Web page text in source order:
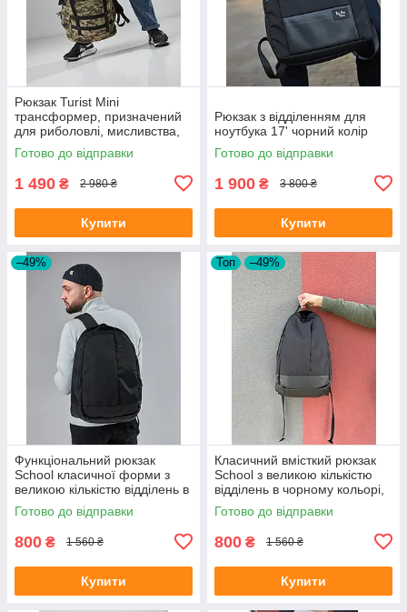
Рюкзак Turist Mini
трансформер, призначений
для риболовлі, мисливства,
туризму, на 30-50л, колір
піксель
Готово до відправки
1 490 ₴ 2 980 ₴
Купити
Рюкзак з відділенням для
ноутбука 17' чорний колір
Готово до відправки
1 900 ₴ 3 800 ₴
Купити
–49%
Функціональний рюкзак
School класичної форми з
великою кількістю відділень в
чорному кольорі, 30л
Готово до відправки
800 ₴ 1 560 ₴
Купити
Топ –49%
Класичний вмісткий рюкзак
School з великою кількістю
відділень в чорному кольорі,
30л
Готово до відправки
800 ₴ 1 560 ₴
Купити